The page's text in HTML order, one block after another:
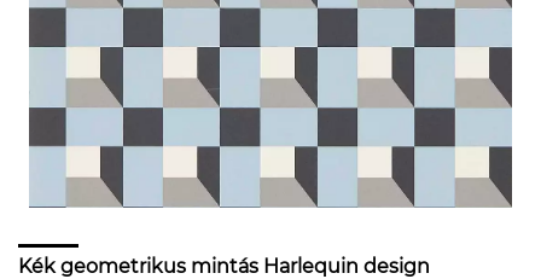
Kék geometrikus mintás Harlequin design